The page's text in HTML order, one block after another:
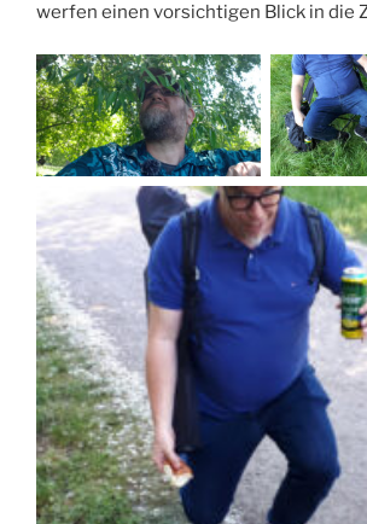
werfen einen vorsichtigen Blick in die